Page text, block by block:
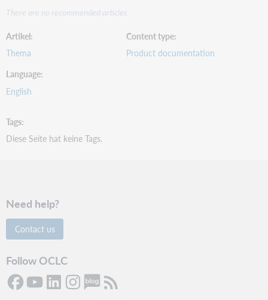
There are no recommended articles.
Artikel
Thema
Content type
Product documentation
Language
English
Tags
Diese Seite hat keine Tags.
Need help?
Contact us
Follow OCLC